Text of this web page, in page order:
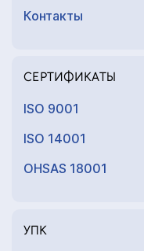
Контакты
СЕРТИФИКАТЫ
ISO 9001
ISO 14001
OHSAS 18001
УПК